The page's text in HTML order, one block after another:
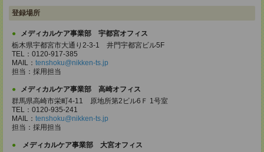
登録場所
メディカルケア事業部 宇都宮オフィス
栃木県宇都宮市大通り2-3-1 井門宇都宮ビル5F
TEL：0120-917-385
MAIL： tenshoku@nikken-ts.jp
担当：採用担当
メディカルケア事業部 高崎オフィス
群馬県高崎市栄町4-11 原地所第2ビル6Ｆ 1号室
TEL：0120-935-241
MAIL： tenshoku@nikken-ts.jp
担当：採用担当
メディカルケア事業部 大宮オフィス